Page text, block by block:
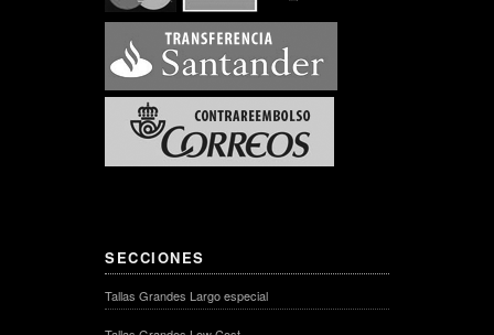
SECCIONES
Tallas Grandes Largo especial